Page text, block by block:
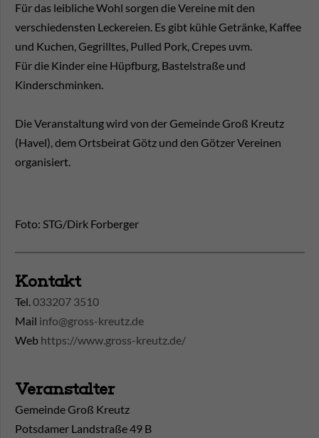
Für das leibliche Wohl sorgen die Vereine mit den
verschiedensten Leckereien. Es gibt kühle Getränke, Kaffee
und Kuchen, Gegrilltes, Pulled Pork, Crepes uvm.
Für die Kinder eine Hüpfburg, Bastelstraße und
Kinderschminken.
Die Veranstaltung wird von der Gemeinde Groß Kreutz
(Havel), dem Ortsbeirat Götz und den Götzer Vereinen
organisiert.
Foto: STG/Dirk Forberger
Kontakt
Tel.033207 3510
Mail info@gross-kreutz.de
Web https://www.gross-kreutz.de/
Veranstalter
Gemeinde Groß Kreutz
Potsdamer Landstraße 49 B